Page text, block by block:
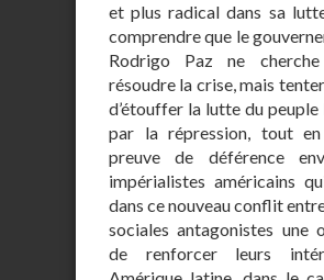
et plus radical dans sa
comprendre que le
Rodrigo Paz ne
résoudre la crise, mais
d’étouffer la lutte du
par la répression, tout
preuve de déférence
impérialistes américains
dans ce nouveau conflit
sociales antagonistes une
de renforcer leurs